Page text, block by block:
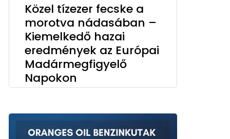
Közel tízezer fecske a
morotva nádasában –
Kiemelkedő hazai
eredmények az Európai
Madármegfigyelő
Napokon